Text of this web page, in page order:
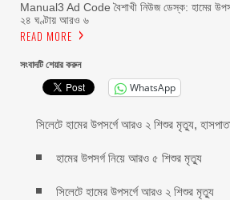
Manual3 Ad Code বৈশাখী নিউজ ডেস্ক: হামের
২৪ ঘণ্টায় আরও ৬
READ MORE
সংবাদটি শেয়ার করুন
WhatsApp
সিলেটে হামের উপসর্গে আরও ২ শিশুর মৃত্যু,
হামের উপসর্গ নিয়ে আরও ৫ শিশুর মৃত্যু
সিলেটে হামের উপসর্গে আরও ২ শিশুর মৃত্যু